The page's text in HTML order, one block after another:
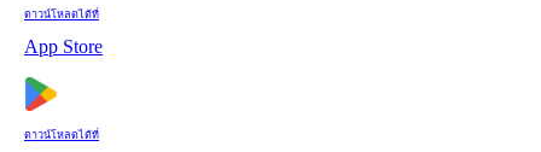
ดาวน์โหลดได้ที่
App Store
ดาวน์โหลดได้ที่